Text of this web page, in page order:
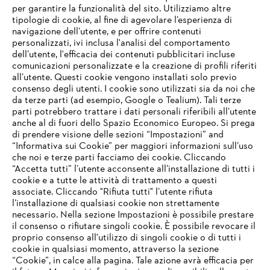
IHR BROWSER WIRD NICHT
UNTERSTÜTZT
Sie nutzen einen Browser, den wir noch nicht unterstützen. Für
eine optimale Nutzung unserer Seite empfehlen wir Ihnen, zu
einem der folgenden Browser zu wechseln:
per garantire la funzionalità del sito. Utilizziamo altre
tipologie di cookie, al fine di agevolare l’esperienza di
navigazione dell’utente, e per offrire contenuti
personalizzati, ivi inclusa l'analisi del comportamento
dell’utente, l'efficacia dei contenuti pubblicitari incluse
comunicazioni personalizzate e la creazione di profili riferiti
all’utente. Questi cookie vengono installati solo previo
consenso degli utenti. I cookie sono utilizzati sia da noi che
da terze parti (ad esempio, Google o Tealium). Tali terze
parti potrebbero trattare i dati personali riferibili all’utente
anche al di fuori dello Spazio Economico Europeo. Si prega
di prendere visione delle sezioni “Impostazioni” and
“Informativa sui Cookie” per maggiori informazioni sull’uso
che noi e terze parti facciamo dei cookie. Cliccando
“Accetta tutti” l’utente acconsente all’installazione di tutti i
cookie e a tutte le attività di trattamento a questi
associate. Cliccando "Rifiuta tutti" l’utente rifiuta
l’installazione di qualsiasi cookie non strettamente
necessario. Nella sezione Impostazioni è possibile prestare
il consenso o rifiutare singoli cookie. È possibile revocare il
proprio consenso all'utilizzo di singoli cookie o di tutti i
cookie in qualsiasi momento, attraverso la sezione
“Cookie”, in calce alla pagina. Tale azione avrà efficacia per